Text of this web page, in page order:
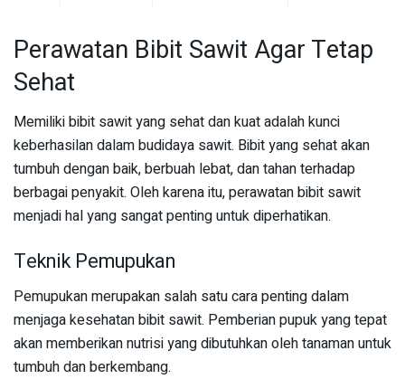
Perawatan Bibit Sawit Agar Tetap
Sehat
Memiliki bibit sawit yang sehat dan kuat adalah kunci
keberhasilan dalam budidaya sawit. Bibit yang sehat akan
tumbuh dengan baik, berbuah lebat, dan tahan terhadap
berbagai penyakit. Oleh karena itu, perawatan bibit sawit
menjadi hal yang sangat penting untuk diperhatikan.
Teknik Pemupukan
Pemupukan merupakan salah satu cara penting dalam
menjaga kesehatan bibit sawit. Pemberian pupuk yang tepat
akan memberikan nutrisi yang dibutuhkan oleh tanaman untuk
tumbuh dan berkembang.